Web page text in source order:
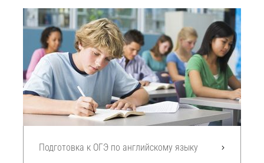
Подготовка к ОГЭ по английскому языку